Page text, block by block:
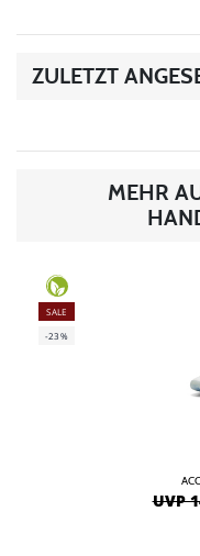
ZULETZT
MEHR
SALE
-23%
UVP